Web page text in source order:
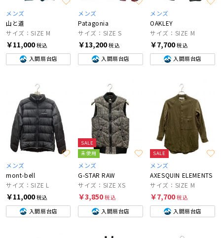
メンズ
山と道
サイズ：SIZE M
￥11,000税込
入間扇台店
メンズ
Patagonia
サイズ：SIZE S
￥13,200税込
入間扇台店
メンズ
OAKLEY
サイズ：SIZE M
￥7,700税込
入間扇台店
メンズ
mont-bell
サイズ：SIZE L
￥11,000税込
入間扇台店
SALE
未使用
メンズ
G-STAR RAW
サイズ：SIZE XS
￥3,850税込
入間扇台店
SALE
メンズ
AXESQUIN ELEMENTS
サイズ：SIZE M
￥7,700税込
入間扇台店